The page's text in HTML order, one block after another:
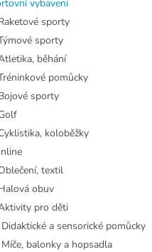
vybavení
sporty
sporty
běhání
pomůcky
sporty
koloběžky
textil
obuv
pro děti
Didaktické a sensorické pomůcky
Míče, balonky a hopsadla